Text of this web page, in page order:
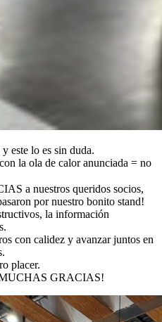
este lo es sin duda.
la ola de calor anunciada = no
a nuestros queridos socios,
por nuestro bonito stand!
la información
con calidez y avanzar juntos en
placer.
MUCHAS GRACIAS!